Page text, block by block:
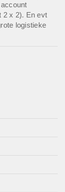
2 x 2). En evt
logistieke